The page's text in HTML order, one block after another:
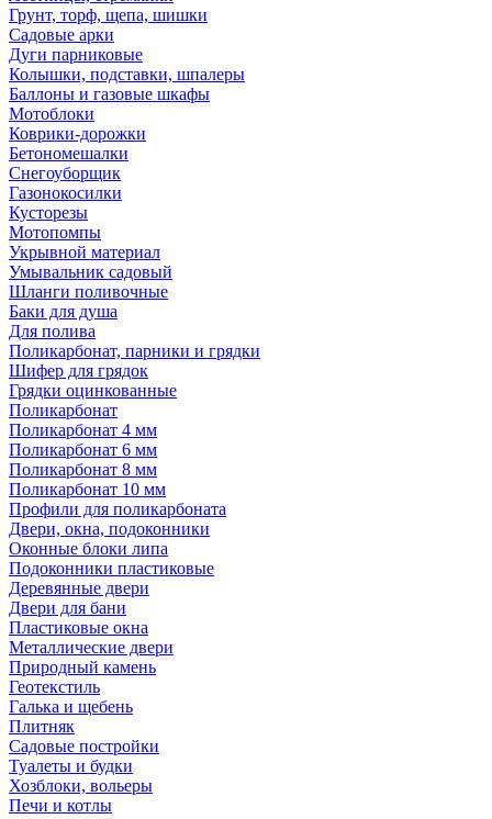
Грунт, торф, щепа, шишки
Садовые арки
Дуги парниковые
Колышки, подставки, шпалеры
Баллоны и газовые шкафы
Мотоблоки
Коврики-дорожки
Бетономешалки
Снегоуборщик
Газонокосилки
Кусторезы
Мотопомпы
Укрывной материал
Умывальник садовый
Шланги поливочные
Баки для душа
Для полива
Поликарбонат, парники и грядки
Шифер для грядок
Грядки оцинкованные
Поликарбонат
Поликарбонат 4 мм
Поликарбонат 6 мм
Поликарбонат 8 мм
Поликарбонат 10 мм
Профили для поликарбоната
Двери, окна, подоконники
Оконные блоки липа
Подоконники пластиковые
Деревянные двери
Двери для бани
Пластиковые окна
Металлические двери
Природный камень
Геотекстиль
Галька и щебень
Плитняк
Садовые постройки
Туалеты и будки
Хозблоки, вольеры
Печи и котлы